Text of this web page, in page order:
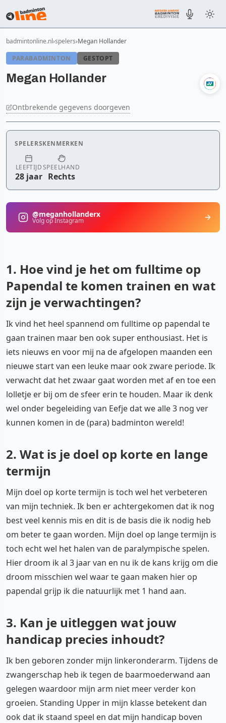
badmintonline.nl spelers Megan Hollander
PARABADMINTON
GESTOPT
Megan Hollander
Ontbrekende gegevens doorgeven
SPELERSKENMERKEN
LEEFTIJD
28 jaar
SPEELHAND
Rechts
@meganhollanderx
Volg op Instagram
1. Hoe vind je het om fulltime op
Papendal te komen trainen en wat
zijn je verwachtingen?
Ik vind het heel spannend om fulltime op papendal te
gaan trainen maar ben ook super enthousiast. Het is
iets nieuws en voor mij na de afgelopen maanden een
nieuwe start van een leuke maar ook zware periode. Ik
verwacht dat het zwaar gaat worden met af en toe een
lolletje er bij om de sfeer erin te houden. Maar ik denk
wel onder begeleiding van Eefje dat we alle 3 nog ver
kunnen komen in de (para) badminton wereld!
2. Wat is je doel op korte en lange
termijn
Mijn doel op korte termijn is toch wel het verbeteren
van mijn techniek. Ik ben er achtergekomen dat ik nog
best veel kennis mis en dit is de basis die ik nodig heb
om beter te gaan worden. Mijn doel op lange termijn is
toch echt wel het halen van de paralympische spelen.
Hier droom ik al 3 jaar van en nu ik de kans krijg om die
droom misschien wel waar te gaan maken hier op
papendal grijp ik die natuurlijk met 1 hand aan.
3. Kan je uitleggen wat jouw
handicap precies inhoudt?
Ik ben geboren zonder mijn linkeronderarm. Tijdens de
zwangerschap heb ik tegen de baarmoederwand aan
gelegen waardoor mijn arm niet meer verder kon
groeien. Standing Upper in mijn klasse betekent dan
ook dat ik staand speel en dat mijn handicap boven